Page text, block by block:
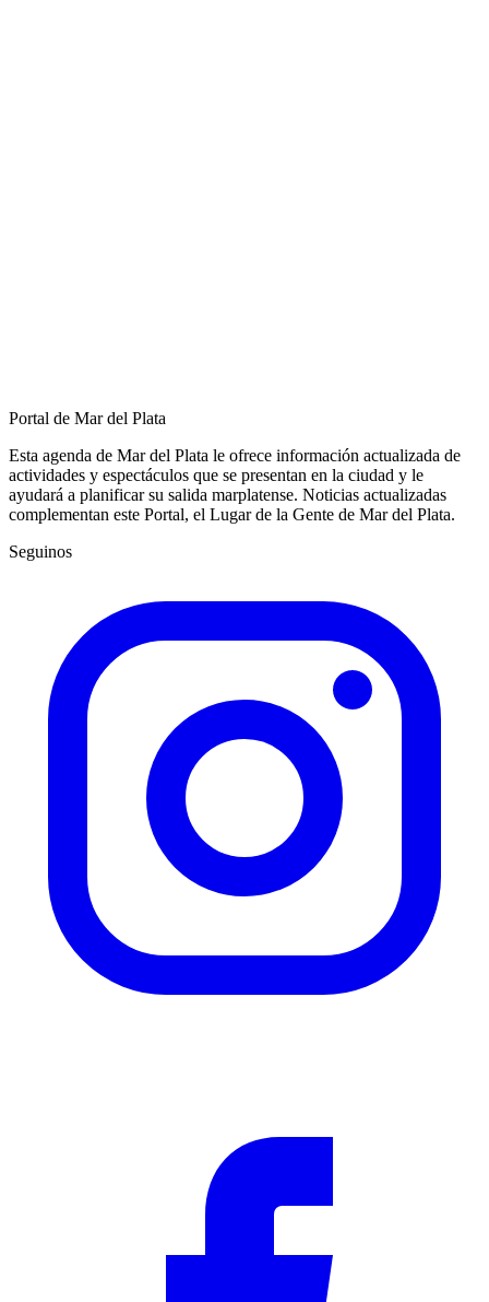
Portal de Mar del Plata
Esta agenda de Mar del Plata le ofrece información actualizada de
actividades y espectáculos que se presentan en la ciudad y le
ayudará a planificar su salida marplatense. Noticias actualizadas
complementan este Portal, el Lugar de la Gente de Mar del Plata.
Seguinos